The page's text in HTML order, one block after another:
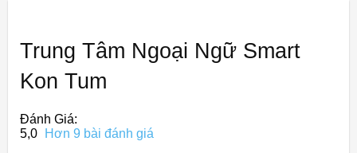
Trung Tâm Ngoại Ngữ Smart
Kon Tum
Đánh Giá:
5,0
Hơn 9 bài đánh giá